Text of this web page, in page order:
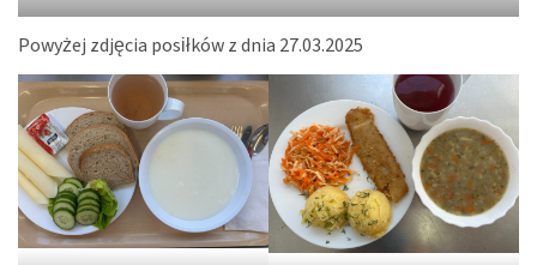
Powyżej zdjęcia posiłków z dnia 27.03.2025